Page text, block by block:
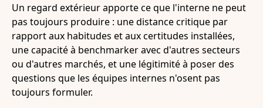
Un regard extérieur apporte ce que l'interne ne peut
pas toujours produire : une distance critique par
rapport aux habitudes et aux certitudes installées,
une capacité à benchmarker avec d'autres secteurs
ou d'autres marchés, et une légitimité à poser des
questions que les équipes internes n'osent pas
toujours formuler.